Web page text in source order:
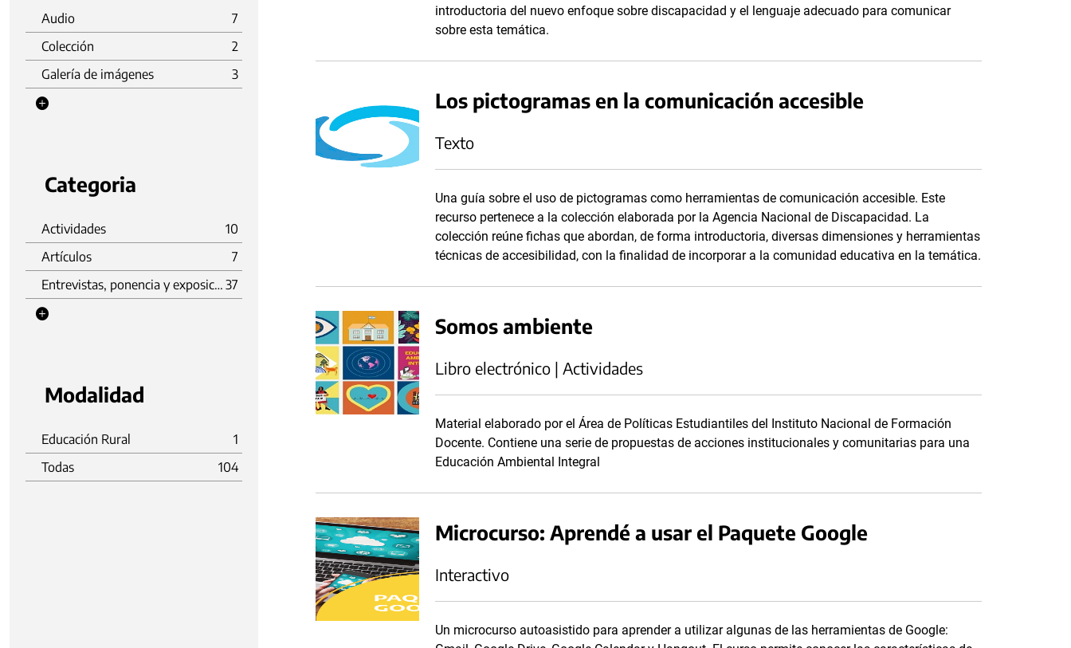
Audio
7
Colección
2
Galería de imágenes
3
Categoria
Actividades
10
Artículos
7
Entrevistas, ponencia y exposición 37
Modalidad
Educación Rural
1
Todas
104
introductoria del nuevo enfoque sobre discapacidad y el lenguaje adecuado para comunicar
sobre esta temática.
Los pictogramas en la comunicación accesible
Texto
Una guía sobre el uso de pictogramas como herramientas de comunicación accesible. Este
recurso pertenece a la colección elaborada por la Agencia Nacional de Discapacidad. La
colección reúne fichas que abordan, de forma introductoria, diversas dimensiones y herramientas
técnicas de accesibilidad, con la finalidad de incorporar a la comunidad educativa en la temática.
Somos ambiente
Libro electrónico | Actividades
Material elaborado por el Área de Políticas Estudiantiles del Instituto Nacional de Formación
Docente. Contiene una serie de propuestas de acciones institucionales y comunitarias para una
Educación Ambiental Integral
Microcurso: Aprendé a usar el Paquete Google
Interactivo
Un microcurso autoasistido para aprender a utilizar algunas de las herramientas de Google: